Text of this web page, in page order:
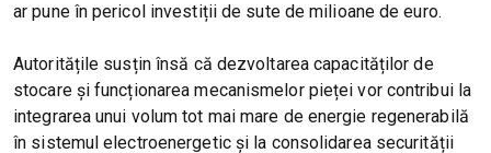
ar pune în pericol investiții de sute de milioane de euro.
Autoritățile susțin însă că dezvoltarea capacităților de
stocare și funcționarea mecanismelor pieței vor contribui la
integrarea unui volum tot mai mare de energie regenerabilă
în sistemul electroenergetic și la consolidarea securității